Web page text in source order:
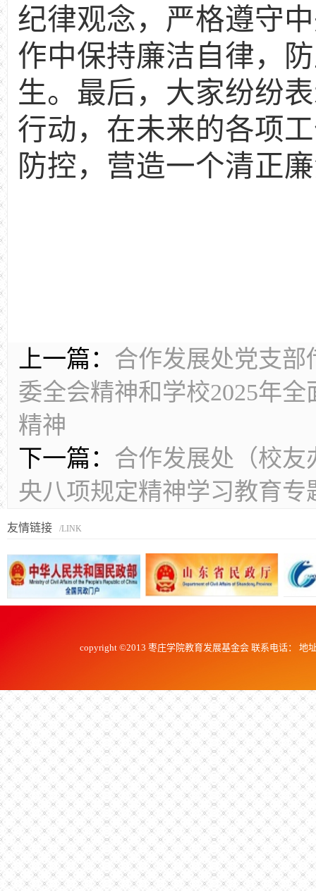
纪律观念，严格遵守
作中保持廉洁自律，
生。最后，大家纷纷
行动，在未来的各项
防控，营造一个清正
上一篇： 合作发展处党支部
委全会精神和学校2025年
精神
下一篇： 合作发展处（校友
央八项规定精神学习教育
友情链接 /LINK
copyright ©2013 枣庄学院教育发展基金会 联系电话：